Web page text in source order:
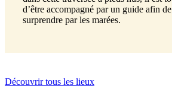
d’être accompagné par un guide afin
surprendre par les marées.
Découvrir tous les lieux